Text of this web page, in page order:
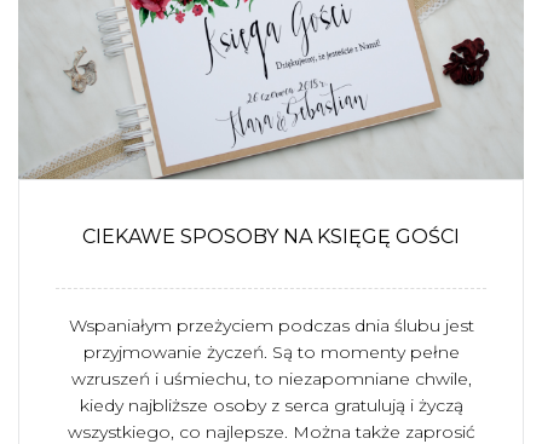
CIEKAWE SPOSOBY NA KSIĘGĘ GOŚCI
Wspaniałym przeżyciem podczas dnia ślubu jest
przyjmowanie życzeń. Są to momenty pełne
wzruszeń i uśmiechu, to niezapomniane chwile,
kiedy najbliższe osoby z serca gratulują i życzą
wszystkiego, co najlepsze. Można także zaprosić